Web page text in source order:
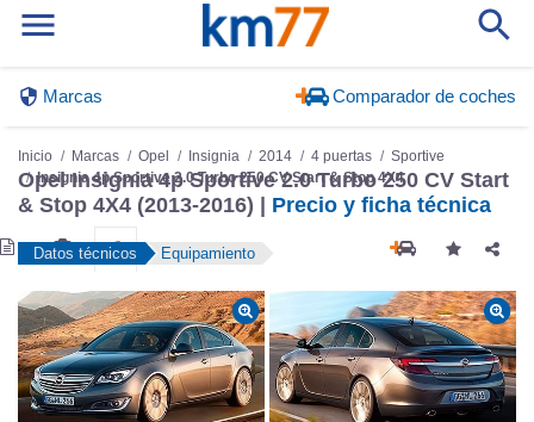
Opel Insignia 4p Sportive 2.0 Turbo 250 CV Start
& Stop 4X4 (2013-2016) |
Precio y ficha técnica